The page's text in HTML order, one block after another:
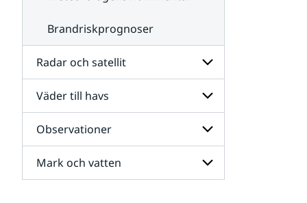
Brandriskprognoser
Radar och satellit
Undersidor
för
Radar
och
satellit
Väder till havs
Undersidor
för
Väder
till
havs
Observationer
Undersidor
för
Mark och vatten